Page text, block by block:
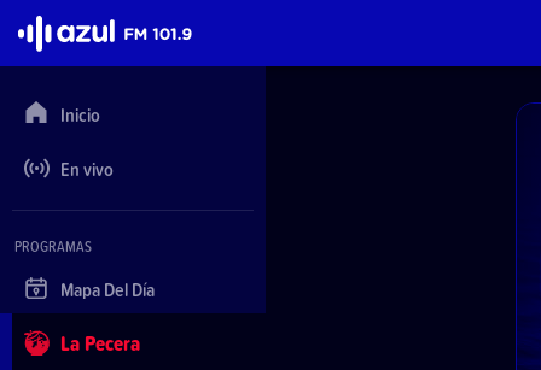
Azul FM 101.9
Inicio
En vivo
PROGRAMAS
Mapa Del Día
La Pecera